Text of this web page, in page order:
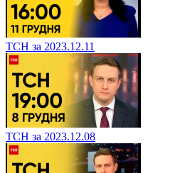
ТСН за 2023.12.11
ТСН за 2023.12.08